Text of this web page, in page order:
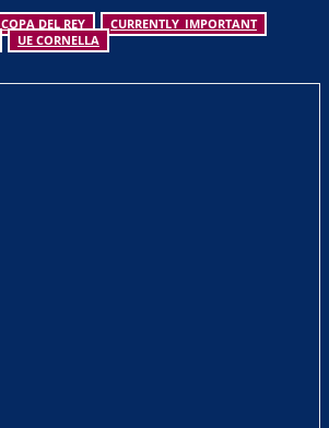
COPA DEL REY
CURRENTLY_IMPORTANT
UE CORNELLA